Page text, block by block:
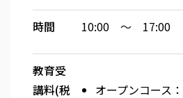
時間 10:00 ～ 17:00
教育受
講料(税
オープンコース